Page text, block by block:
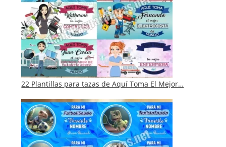
22 Plantillas para tazas de Aquí Toma El Mejor…